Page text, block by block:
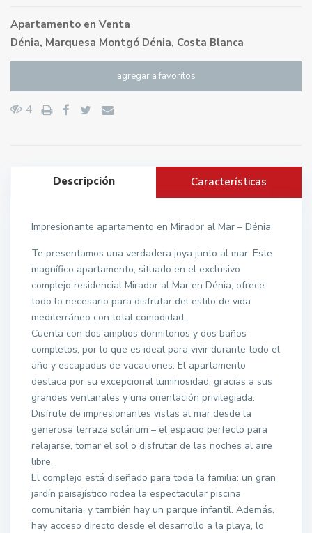
Apartamento en Venta
Dénia, Marquesa Montgó Dénia, Costa Blanca
agregar a favoritos
4
Descripción Características
Impresionante apartamento en Mirador al Mar – Dénia
Te presentamos una verdadera joya junto al mar. Este
magnífico apartamento, situado en el exclusivo
complejo residencial Mirador al Mar en Dénia, ofrece
todo lo necesario para disfrutar del estilo de vida
mediterráneo con total comodidad.
Cuenta con dos amplios dormitorios y dos baños
completos, por lo que es ideal para vivir durante todo el
año y escapadas de vacaciones. El apartamento
destaca por su excepcional luminosidad, gracias a sus
grandes ventanales y una orientación privilegiada.
Disfrute de impresionantes vistas al mar desde la
generosa terraza solárium – el espacio perfecto para
relajarse, tomar el sol o disfrutar de las noches al aire
libre.
El complejo está diseñado para toda la familia: un gran
jardín paisajístico rodea la espectacular piscina
comunitaria, y también hay un parque infantil. Además,
hay acceso directo desde el desarrollo a la playa, lo